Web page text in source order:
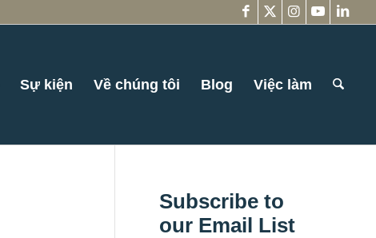
Sự kiện Về chúng tôi Blog Việc làm
Subscribe to
our Email List